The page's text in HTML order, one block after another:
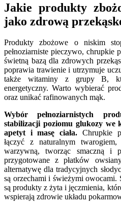
Jakie produkty
jako zdrową
Produkty zbożowe o niskim
pełnoziarniste pieczywo, chrupkie
świetną bazą dla zdrowych
poprawia trawienie i utrzymuje
także witaminy z grupy B,
energetyczny. Warto wybierać
oraz unikać rafinowanych mąk.
Wybór pełnoziarnistych
stabilizacji poziomu glukozy we
apetyt i masę ciała. Chrupkie
łączyć z naturalnym
warzywną, tworząc smaczną i
przygotowane z płatków
alternatywę dla tradycyjnych
są orzechami i świeżymi owocami.
są produkty z żyta i jęczmienia,
wspierają zdrowie układu